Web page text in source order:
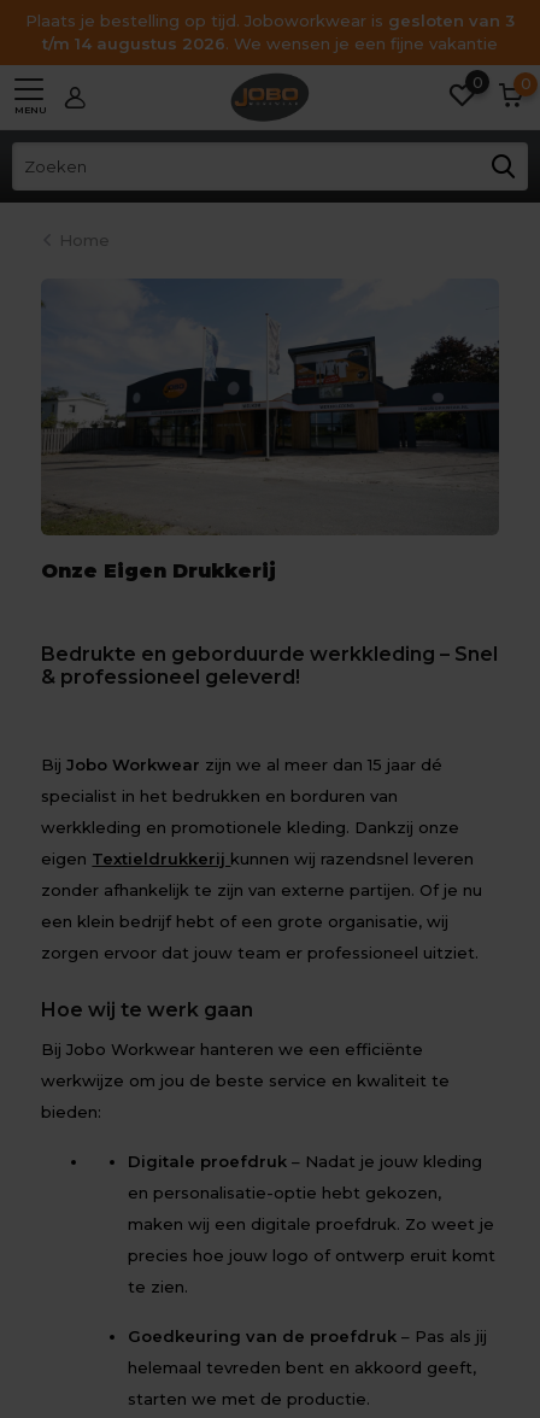
Plaats je bestelling op tijd. Joboworkwear is gesloten van 3
t/m 14 augustus 2026. We wensen je een fijne vakantie
MENU
0 0
Home
Onze Eigen Drukkerij
Bedrukte en geborduurde werkkleding – Snel
& professioneel geleverd!
BijJobo Workwear zijn we al meer dan 15 jaar dé
specialist in het bedrukken en borduren van
werkkleding en promotionele kleding. Dankzij onze
eigen Textieldrukkerij kunnen wij razendsnel leveren
zonder afhankelijk te zijn van externe partijen. Of je nu
een klein bedrijf hebt of een grote organisatie, wij
zorgen ervoor dat jouw team er professioneel uitziet.
Hoe wij te werk gaan
Bij Jobo Workwear hanteren we een efficiënte
werkwijze om jou de beste service en kwaliteit te
bieden:
Digitale proefdruk – Nadat je jouw kleding
en personalisatie-optie hebt gekozen,
maken wij een digitale proefdruk. Zo weet je
precies hoe jouw logo of ontwerp eruit komt
te zien.
Goedkeuring van de proefdruk – Pas als jij
helemaal tevreden bent en akkoord geeft,
starten we met de productie.